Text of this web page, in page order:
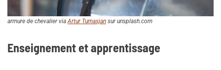
armure de chevalier viaArtur Tumasjan sur unsplash.com
Enseignement et apprentissage